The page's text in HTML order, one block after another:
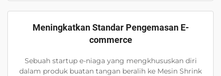
Meningkatkan Standar Pengemasan E-
commerce
Sebuah startup e-niaga yang mengkhususkan diri
dalam produk buatan tangan beralih ke Mesin Shrink